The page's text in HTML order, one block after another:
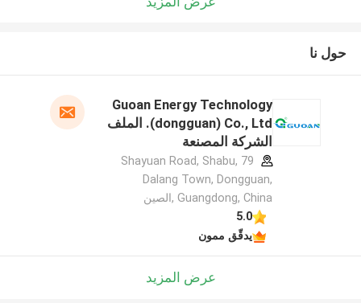
حول نا
Guoan Energy Technology
(dongguan) Co., Ltd. الملف
الشركة المصنعة
79 Shayuan Road, Shabu,
Dalang Town, Dongguan,
Guangdong, China ,الصين
5.0
يدقّق ممون
عرض المزيد